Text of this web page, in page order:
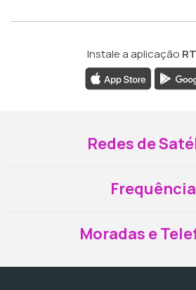
Instale a aplicação
Redes de
Moradas e